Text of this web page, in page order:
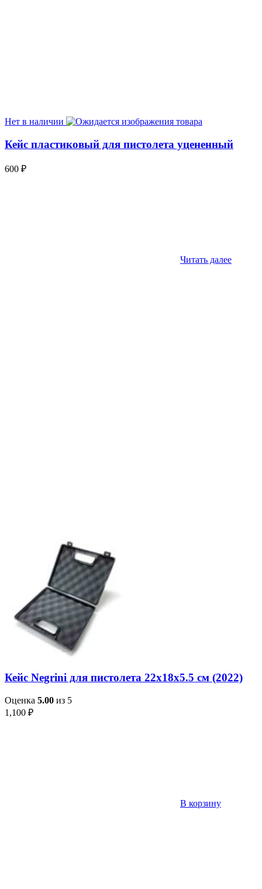
Нет в наличии
Кейс пластиковый для пистолета уцененный
600 ₽
Читать далее
Кейс Negrini для пистолета 22x18x5.5 см (2022)
Оценка 5.00 из 5
1,100 ₽
В корзину